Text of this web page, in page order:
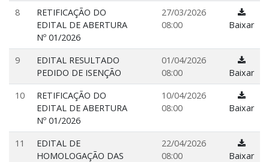
8
RETIFICAÇÃO DO
EDITAL DE ABERTURA
Nº 01/2026
27/03/2026
08:00
Baixar
9
EDITAL RESULTADO
PEDIDO DE ISENÇÃO
01/04/2026
08:00
Baixar
10
RETIFICAÇÃO DO
EDITAL DE ABERTURA
Nº 01/2026
10/04/2026
08:00
Baixar
11
EDITAL DE
HOMOLOGAÇÃO DAS
22/04/2026
08:00
Baixar